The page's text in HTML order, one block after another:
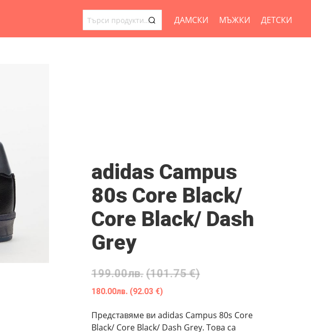
ТЪРСЕНЕ
ДАМСКИ МЪЖКИ ДЕТСКИ
adidas Campus
80s Core Black/
Core Black/ Dash
Grey
199.00лв. (101.75 €)
180.00лв. (92.03 €)
Представяме ви adidas Campus 80s Core
Black/ Core Black/ Dash Grey. Това са